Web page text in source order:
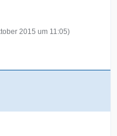
2015 um 11:05)